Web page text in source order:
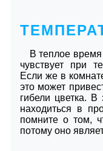
В теплое время
чувствует при
Если же в
это может
гибели цветка.
находиться в
помните о том,
потому оно